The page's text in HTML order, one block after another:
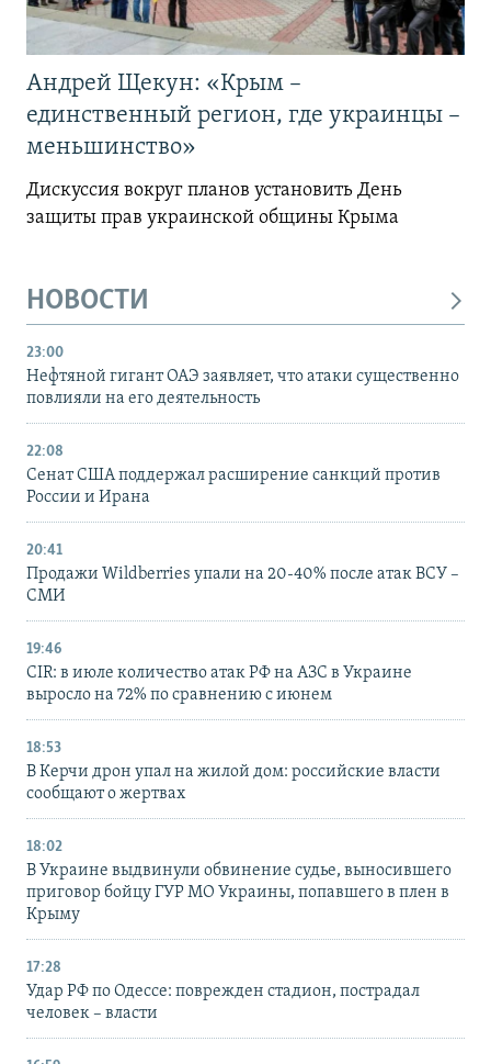
Андрей Щекун: «Крым –
единственный регион, где украинцы –
меньшинство»
Дискуссия вокруг планов установить День
защиты прав украинской общины Крыма
НОВОСТИ
23:00
Нефтяной гигант ОАЭ заявляет, что атаки существенно
повлияли на его деятельность
22:08
Сенат США поддержал расширение санкций против
России и Ирана
20:41
Продажи Wildberries упали на 20-40% после атак ВСУ –
СМИ
19:46
CIR: в июле количество атак РФ на АЗС в Украине
выросло на 72% по сравнению с июнем
18:53
В Керчи дрон упал на жилой дом: российские власти
сообщают о жертвах
18:02
В Украине выдвинули обвинение судье, выносившего
приговор бойцу ГУР МО Украины, попавшего в плен в
Крыму
17:28
Удар РФ по Одессе: поврежден стадион, пострадал
человек – власти